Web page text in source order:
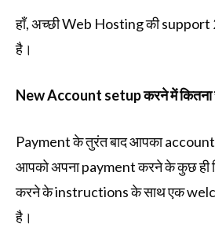
हाँ, अच्छी Web Hosting की support
है।
New Account setup करने में कितना
Payment के तुरंत बाद आपका account
आपको अपना payment करने के कुछ ही
करने के instructions के साथ एक
है।